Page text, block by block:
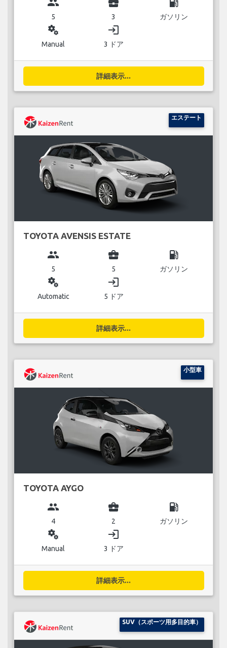
5 3 ガソリン
miscellaneous_services
Manual
login
3 ドア
詳細表示...
エステート
TOYOTA AVENSIS ESTATE
group
5
business_center
5
local_gas_station
ガソリン
miscellaneous_services
Automatic
login
5 ドア
詳細表示...
小型車
TOYOTA AYGO
group
4
business_center
2
local_gas_station
ガソリン
miscellaneous_services
Manual
login
3 ドア
詳細表示...
SUV（スポーツ用多目的車）